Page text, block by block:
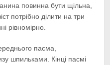
повинна бути щільна,
потрібно ділити на три
рівномірно.
пасма,
шпильками. Кінці пасмі